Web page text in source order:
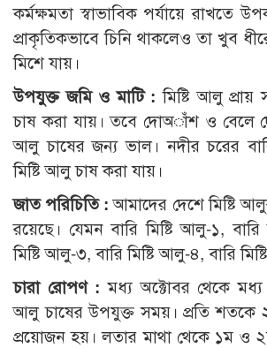
কর্মক্ষমতা স্বাভাবিক পর্যায়ে রাখতে
প্রাকৃতিকভাবে চিনি থাকলেও তা খুব
মিশে যায়।
উপযুক্ত জমি ও মাটি : মিষ্টি আলু
চাষ করা যায়। তবে দোঅাঁশ ও বেলে
আলু চাষের জন্য ভাল। নদীর চরের
মিষ্টি আলু চাষ করা যায়।
জাত পরিচিতি :আমাদের দেশে মিষ্টি
রয়েছে। যেমন বারি মিষ্টি আলু-১, বারি
মিষ্টি আলু-৩, বারি মিষ্টি আলু-৪, বারি
চারা রোপণ : মধ্য অক্টোবর থেকে মধ্য
আলু চাষের উপযুক্ত সময়। প্রতি শতকে
প্রয়োজন হয়। লতার মাথা থেকে ১ম ও